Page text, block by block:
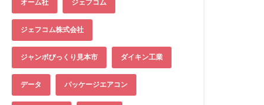
オーム社 ジェフコム
ジェフコム株式会社
ジャンボびっくり見本市 ダイキン工業
データ パッケージエアコン